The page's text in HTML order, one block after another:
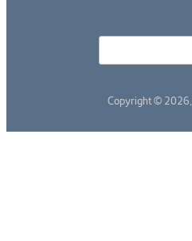
Copyright © 2026,